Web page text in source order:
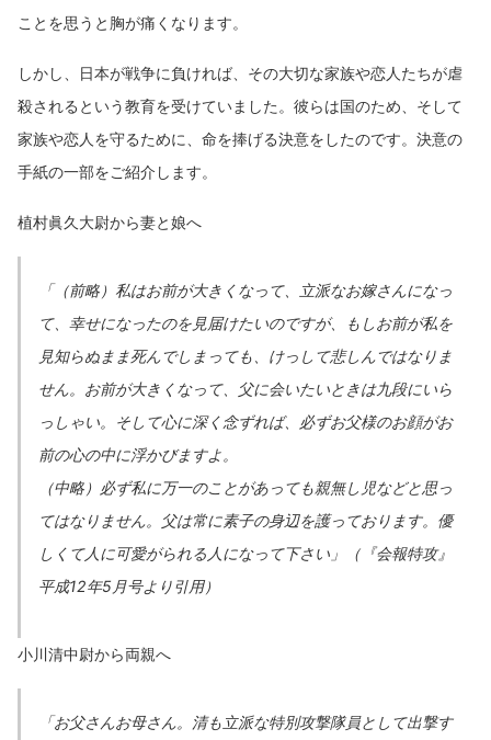
ことを思うと胸が痛くなります。
しかし、日本が戦争に負ければ、その大切な家族や恋人たちが虐
殺されるという教育を受けていました。彼らは国のため、そして
家族や恋人を守るために、命を捧げる決意をしたのです。決意の
手紙の一部をご紹介します。
植村眞久大尉から妻と娘へ
「（前略）私はお前が大きくなって、立派なお嫁さんになっ
て、幸せになったのを見届けたいのですが、もしお前が私を
見知らぬまま死んでしまっても、けっして悲しんではなりま
せん。お前が大きくなって、父に会いたいときは九段にいら
っしゃい。そして心に深く念ずれば、必ずお父様のお顔がお
前の心の中に浮かびますよ。
（中略）必ず私に万一のことがあっても親無し児などと思っ
てはなりません。父は常に素子の身辺を護っております。優
しくて人に可愛がられる人になって下さい」（『会報特攻』
平成12年5月号より引用）
小川清中尉から両親へ
「お父さんお母さん。清も立派な特別攻撃隊員として出撃す